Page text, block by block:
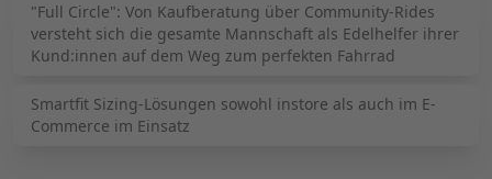
"Full Circle": Von Kaufberatung über Community-Rides
versteht sich die gesamte Mannschaft als Edelhelfer ihrer
Kund:innen auf dem Weg zum perfekten Fahrrad
Smartfit Sizing-Lösungen sowohl instore als auch im E-
Commerce im Einsatz